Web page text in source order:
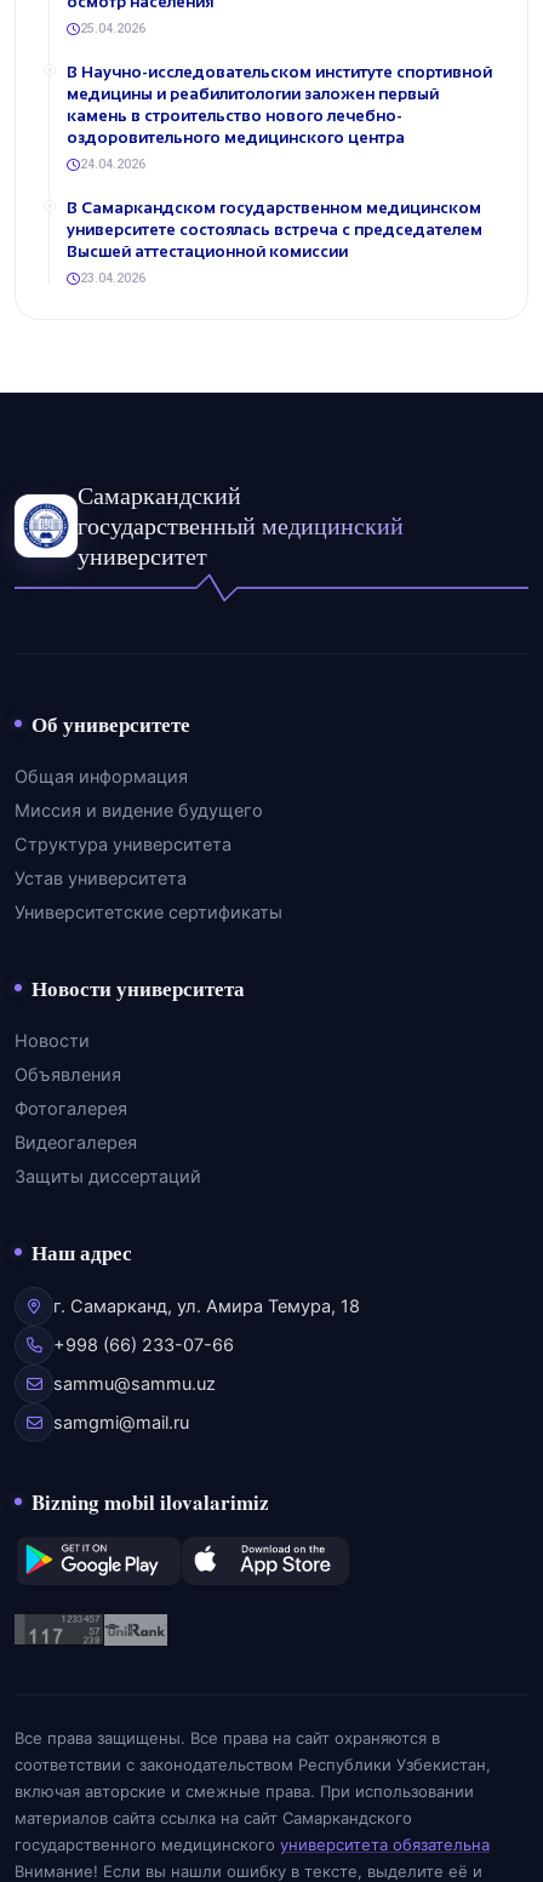
25.04.2026
В Научно-исследовательском институте спортивной
медицины и реабилитологии заложен первый
камень в строительство нового лечебно-
оздоровительного медицинского центра
24.04.2026
В Самаркандском государственном медицинском
университете состоялась встреча с председателем
Высшей аттестационной комиссии
23.04.2026
Самаркандский
государственный медицинский
университет
Об университете
Общая информация
Миссия и видение будущего
Структура университета
Устав университета
Университетские сертификаты
Новости университета
Новости
Объявления
Фотогалерея
Видеогалерея
Защиты диссертаций
Наш адрес
г. Самарканд, ул. Амира Темура, 18
+998 (66) 233-07-66
sammu@sammu.uz
samgmi@mail.ru
Bizning mobil ilovalarimiz
Все права защищены. Все права на сайт охраняются в
соответствии с законодательством Республики Узбекистан,
включая авторские и смежные права. При использовании
материалов сайта ссылка на сайт Самаркандского
государственного медицинского университета обязательна
Внимание! Если вы нашли ошибку в тексте, выделите её и